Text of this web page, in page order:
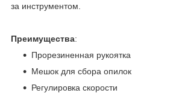
за инструментом.
Преимущества:
Прорезиненная рукоятка
Мешок для сбора опилок
Регулировка скорости